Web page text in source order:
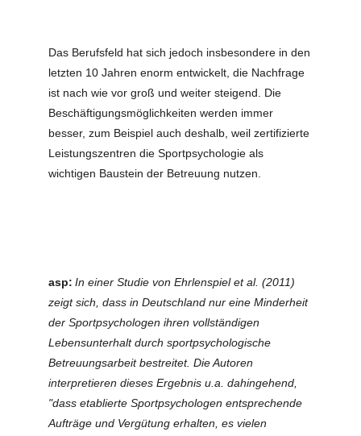
Das Berufsfeld hat sich jedoch insbesondere in den
letzten 10 Jahren enorm entwickelt, die Nachfrage
ist nach wie vor groß und weiter steigend. Die
Beschäftigungsmöglichkeiten werden immer
besser, zum Beispiel auch deshalb, weil zertifizierte
Leistungszentren die Sportpsychologie als
wichtigen Baustein der Betreuung nutzen.
asp: In einer Studie von Ehrlenspiel et al. (2011)
zeigt sich, dass in Deutschland nur eine Minderheit
der Sportpsychologen ihren vollständigen
Lebensunterhalt durch sportpsychologische
Betreuungsarbeit bestreitet. Die Autoren
interpretieren dieses Ergebnis u.a. dahingehend,
"dass etablierte Sportpsychologen entsprechende
Aufträge und Vergütung erhalten, es vielen